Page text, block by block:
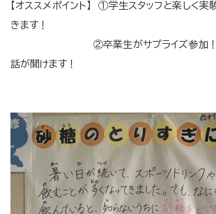
【オススメポイント】 ①学生スタッフと楽しく実
きます！
②卒業生がサプライズ参加！社会
話が聞けます！